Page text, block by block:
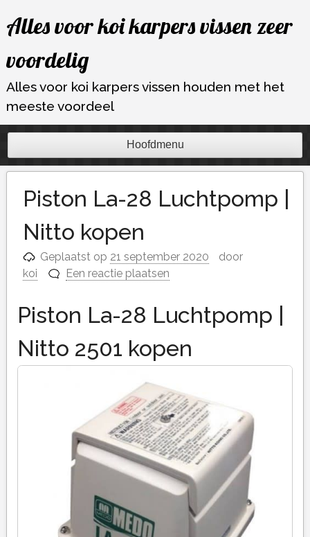
naar
inhoud
Alles voor koi karpers vissen zeer
voordelig
Alles voor koi karpers vissen houden met het
meeste voordeel
Hoofdmenu
Piston La-28 Luchtpomp |
Nitto kopen
Geplaatst op 21 september 2020
door
koi
Een reactie plaatsen
Piston La-28 Luchtpomp |
Nitto 2501 kopen